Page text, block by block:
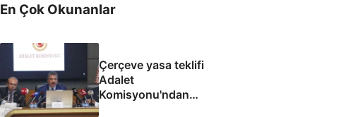
En Çok Okunanlar
Çerçeve yasa teklifi
Adalet
Komisyonu'ndan
geçti